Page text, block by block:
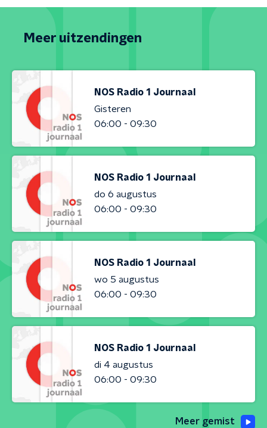
Meer uitzendingen
NOS Radio 1 Journaal
Gisteren
06:00 - 09:30
NOS Radio 1 Journaal
do 6 augustus
06:00 - 09:30
NOS Radio 1 Journaal
wo 5 augustus
06:00 - 09:30
NOS Radio 1 Journaal
di 4 augustus
06:00 - 09:30
Meer gemist